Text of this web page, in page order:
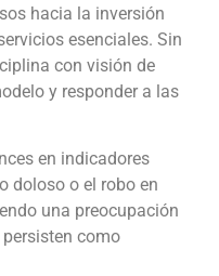
hacia la inversión
esenciales. Sin
con visión de
y responder a las
en indicadores
doloso o el robo en
una preocupación
como